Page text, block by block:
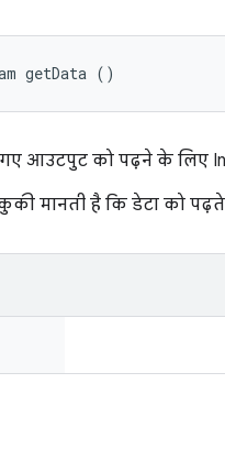
getData ()
गए आउटपुट को पढ़ने के लिए
मानती है कि डेटा को